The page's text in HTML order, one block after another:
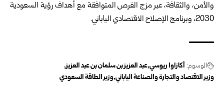
والأمن، والثقافة، عبر مزج الفرص المتوافقة مع أهداف رؤية السعودية
2030، وبرنامج الإصلاح الاقتصادي الياباني.
الوسوم: أكازاوا ريوسي عبد العزيز بن سلمان بن عبد العزيز
وزير الاقتصاد والتجارة والصناعة الياباني وزير الطاقة السعودي